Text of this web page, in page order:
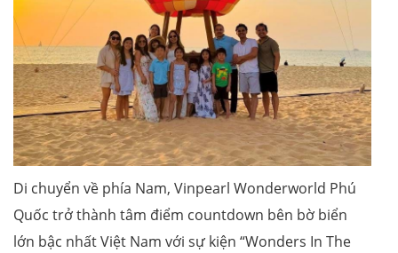
Di chuyển về phía Nam, Vinpearl Wonderworld Phú
Quốc trở thành tâm điểm countdown bên bờ biển
lớn bậc nhất Việt Nam với sự kiện “Wonders In The